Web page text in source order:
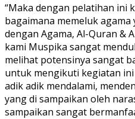
“Maka dengan pelatihan ini
bagaimana memeluk
dengan Agama, Al-Quran &
kami Muspika sangat
melihat potensinya sangat
untuk mengikuti kegiatan
adik adik mendalami,
yang di sampaikan oleh
sampaikan sangat